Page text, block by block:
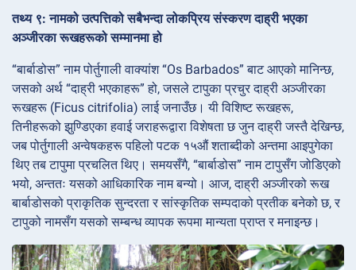
तथ्य ९: नामको उत्पत्तिको सबैभन्दा लोकप्रिय संस्करण दाह्री भएका
अञ्जीरका रूखहरूको सम्मानमा हो
“बार्बाडोस” नाम पोर्तुगाली वाक्यांश “Os Barbados” बाट आएको मानिन्छ,
जसको अर्थ “दाह्री भएकाहरू” हो, जसले टापुका प्रचुर दाह्री अञ्जीरका
रूखहरू (Ficus citrifolia) लाई जनाउँछ। यी विशिष्ट रूखहरू,
तिनीहरूको झुण्डिएका हवाई जराहरूद्वारा विशेषता छ जुन दाह्री जस्तै देखिन्छ,
जब पोर्तुगाली अन्वेषकहरू पहिलो पटक १५औं शताब्दीको अन्तमा आइपुगेका
थिए तब टापुमा प्रचलित थिए। समयसँगै, “बार्बाडोस” नाम टापुसँग जोडिएको
भयो, अन्ततः यसको आधिकारिक नाम बन्यो। आज, दाह्री अञ्जीरको रूख
बार्बाडोसको प्राकृतिक सुन्दरता र सांस्कृतिक सम्पदाको प्रतीक बनेको छ, र
टापुको नामसँग यसको सम्बन्ध व्यापक रूपमा मान्यता प्राप्त र मनाइन्छ।